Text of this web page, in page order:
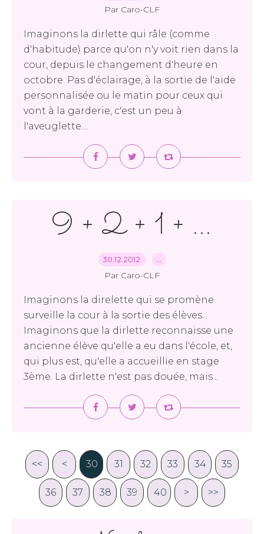
Par Caro-CLF
Imaginons la dirlette qui râle (comme
d'habitude) parce qu'on n'y voit rien dans la
cour, depuis le changement d'heure en
octobre. Pas d'éclairage, à la sortie de l'aide
personnalisée ou le matin pour ceux qui
vont à la garderie, c'est un peu à
l'aveuglette....
9 + 2 + 1 + ...
30.12.2012 …
Par Caro-CLF
Imaginons la direlette qui se promène
surveille la cour à la sortie des élèves...
Imaginons que la dirlette reconnaisse une
ancienne élève qu'elle a eu dans l'école, et,
qui plus est, qu'elle a accueillie en stage
3ème. La dirlette n'est pas douée, mais...
<< < 10
20
30 31 32 33 34 35
36 37 38 39 40 50
60
70
80
90
100
> >>